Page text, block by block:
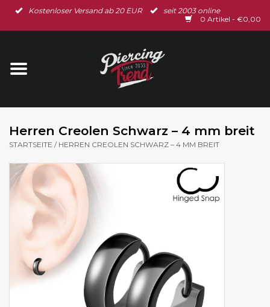
Kostenloser Versand ab 20 EUR
seit 2003 online
0 Artikel - €0,00
Startseite
Ohrschmuck
Gutscheine
% Sale %
Herren Creolen Schwarz – 4 mm breit
STARTSEITE / HERREN CREOLEN SCHWARZ – 4 MM BREIT